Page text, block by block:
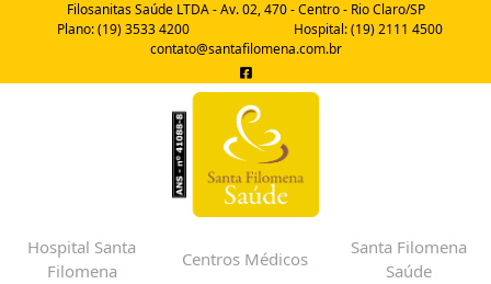
Filosanitas Saúde LTDA - Av. 02, 470 - Centro - Rio Claro/SP
Plano: (19) 3533 4200
Hospital: (19) 2111 4500
contato@santafilomena.com.br
Hospital Santa
Filomena
Centros Médicos
Santa Filomena
Saúde